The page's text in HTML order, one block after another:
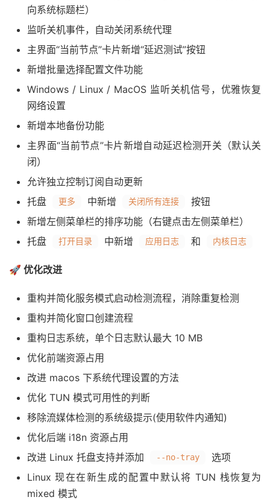
向系统标题栏）
监听关机事件，自动关闭系统代理
主界面“当前节点”卡片新增“延迟测试”按钮
新增批量选择配置文件功能
Windows / Linux / MacOS 监听关机信号，优雅恢复
网络设置
新增本地备份功能
主界面“当前节点”卡片新增自动延迟检测开关（默认关
闭）
允许独立控制订阅自动更新
托盘
更多 中新增 关闭所有连接
按钮
新增左侧菜单栏的排序功能（右键点击左侧菜单栏）
托盘
打开目录 中新增 应用日志 和 内核日志
🚀 优化改进
重构并简化服务模式启动检测流程，消除重复检测
重构并简化窗口创建流程
重构日志系统，单个日志默认最大 10 MB
优化前端资源占用
改进 macos 下系统代理设置的方法
优化 TUN 模式可用性的判断
移除流媒体检测的系统级提示(使用软件内通知)
优化后端 i18n 资源占用
改进 Linux 托盘支持并添加
--no-tray
选项
Linux 现在在新生成的配置中默认将 TUN 栈恢复为
mixed 模式